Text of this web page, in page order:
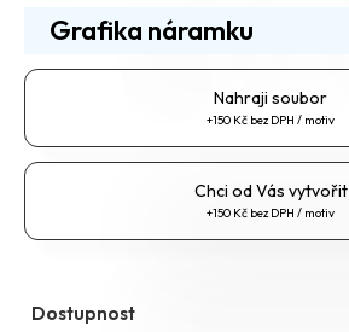
Grafika náramku
Nahraji soubor
Chci od Vás vytvořit
Dostupnost